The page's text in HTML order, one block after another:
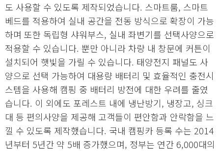
도 사용할 수 있도록 제작되었습니다. 스마트룸, 스마트
베드를 적용하여 실내 공간을 전동 방식으로 확장이 가능
하며 또한 독립형 샤워부스, 실내 좌변기를 선택사양으로
적용할 수 있습니다. 뿐만 아니라 차량 내 창문에 커튼이
설치되어 햇빛을 가릴 수 있습니다. 태양전지 패널도 사
양으로 선택 가능하여 대용량 배터리 및 효율적인 충전시
스템을 사용해 캠핑 중 배터리 방전에 대한 우려를 줄였
습니다. 이 외에도 포레스트 내에 냉난방기, 냉장고, 싱크
대 등 편의사양을 제공해 고객들이 편안함과 안락함을 느
낄 수 있도록 제작했습니다. 국내 캠핑카 등록 수는 2014
년부터 5년간 약 5배 증가했으며, 정부는 연간 6,000대의